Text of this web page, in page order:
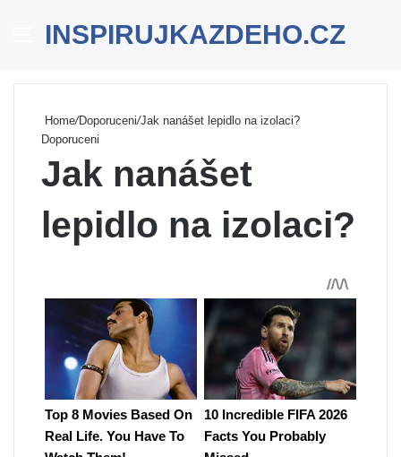
Menu
INSPIRUJKAZDEHO.CZ
Home/Doporuceni/Jak nanášet lepidlo na izolaci?
Doporuceni
Jak nanášet
lepidlo na izolaci?